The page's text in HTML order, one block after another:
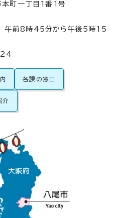
町一丁目1番1号
午前8時45分から午後5時15
各課の窓口
介